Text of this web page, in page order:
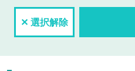
✕ 選択解除